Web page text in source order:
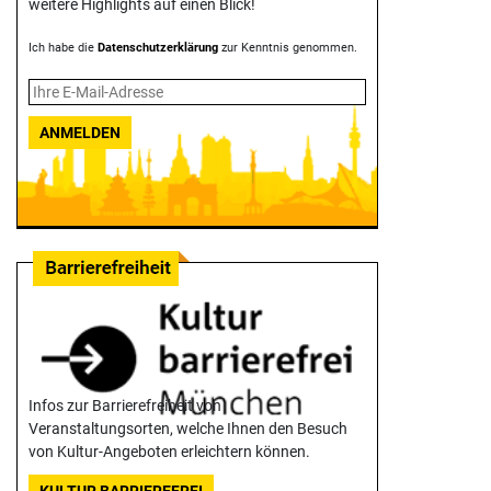
weitere Highlights auf einen Blick!
Ich habe die Datenschutzerklärung zur Kenntnis genommen.
ANMELDEN
Infos zur Barrierefreiheit von
Veranstaltungsorten, welche Ihnen den Besuch
von Kultur-Angeboten erleichtern können.